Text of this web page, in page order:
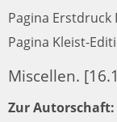
Pagina Erstdruck
Pagina Kleist-
Miscellen.
Zur Autorschaft: